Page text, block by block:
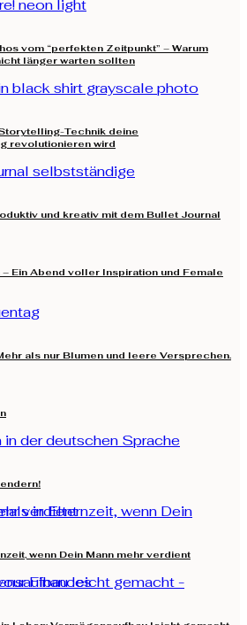
vom “perfekten Zeitpunkt” – Warum
länger warten sollten
Technik deine
revolutionieren wird
und kreativ mit dem Bullet Journal
– Ein Abend voller Inspiration und Female
als nur Blumen und leere Versprechen.
wenn Dein Mann mehr verdient